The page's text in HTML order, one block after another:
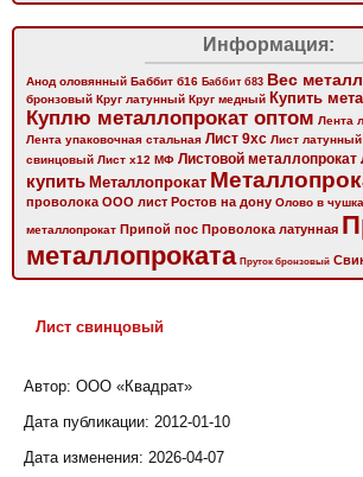
Информация:
Анод оловянный Баббит б16 Баббит б83 Вес
бронзовый Круг латунный Круг медный Купить
Куплю металлопрокат оптом Лента
Лента упаковочная стальная Лист 9хс Лист латунный
свинцовый Лист х12 МФ Листовой металлопрокат
купить Металлопрокат
проволока ООО лист Ростов на дону Олово в
металлопрокат Припой пос Проволока латунная
металлопроката Пруток бронзовый
Лист свинцовый
Автор: ООО «Квадрат»
Дата публикации: 2012-01-10
Дата изменения: 2026-04-07